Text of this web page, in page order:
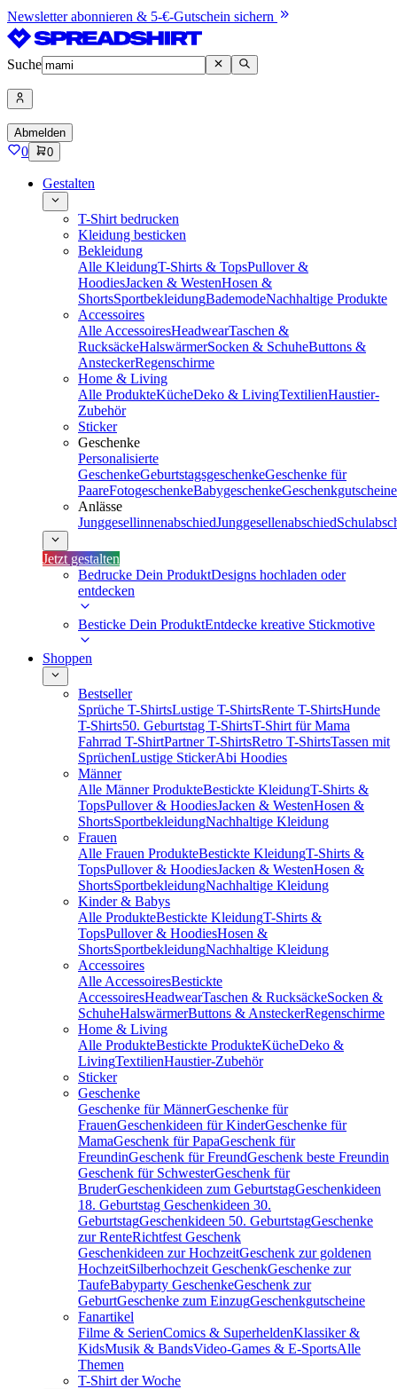
Newsletter abonnieren & 5-€-Gutschein sichern
Suche
Abmelden
0 0
Gestalten
T-Shirt bedrucken
Kleidung besticken
Bekleidung
Alle KleidungT-Shirts & TopsPullover &
HoodiesJacken & WestenHosen &
ShortsSportbekleidungBademodeNachhaltige Produkte
Accessoires
Alle AccessoiresHeadwearTaschen &
RucksäckeHalswärmerSocken & SchuheButtons &
AnsteckerRegenschirme
Home & Living
Alle ProdukteKücheDeko & LivingTextilienHaustier-
Zubehör
Sticker
Geschenke
Personalisierte
GeschenkeGeburtstagsgeschenkeGeschenke für
PaareFotogeschenkeBabygeschenkeGeschenkgutscheine
Anlässe
JunggesellinnenabschiedJunggesellenabschied
Jetzt gestalten
Bedrucke Dein ProduktDesigns hochladen oder
entdecken
Besticke Dein ProduktEntdecke kreative Stickmotive
Shoppen
Bestseller
Sprüche T-ShirtsLustige T-ShirtsRente T-ShirtsHunde
T-Shirts50. Geburtstag T-ShirtsT-Shirt für Mama
Fahrrad T-ShirtPartner T-ShirtsRetro T-ShirtsTassen mit
SprüchenLustige StickerAbi Hoodies
Männer
Alle Männer ProdukteBestickte KleidungT-Shirts &
TopsPullover & HoodiesJacken & WestenHosen &
ShortsSportbekleidungNachhaltige Kleidung
Frauen
Alle Frauen ProdukteBestickte KleidungT-Shirts &
TopsPullover & HoodiesJacken & WestenHosen &
ShortsSportbekleidungNachhaltige Kleidung
Kinder & Babys
Alle ProdukteBestickte KleidungT-Shirts &
TopsPullover & HoodiesHosen &
ShortsSportbekleidungNachhaltige Kleidung
Accessoires
Alle AccessoiresBestickte
AccessoiresHeadwearTaschen & RucksäckeSocken &
SchuheHalswärmerButtons & AnsteckerRegenschirme
Home & Living
Alle ProdukteBestickte ProdukteKücheDeko &
LivingTextilienHaustier-Zubehör
Sticker
Geschenke
Geschenke für MännerGeschenke für
FrauenGeschenkideen für KinderGeschenke für
MamaGeschenk für PapaGeschenk für
FreundinGeschenk für FreundGeschenk beste Freundin
Geschenk für SchwesterGeschenk für
BruderGeschenkideen zum GeburtstagGeschenkideen
18. Geburtstag Geschenkideen 30.
GeburtstagGeschenkideen 50. GeburtstagGeschenke
zur RenteRichtfest Geschenk
Geschenkideen zur HochzeitGeschenk zur goldenen
HochzeitSilberhochzeit GeschenkGeschenke zur
TaufeBabyparty GeschenkeGeschenk zur
GeburtGeschenke zum EinzugGeschenkgutscheine
Fanartikel
Filme & SerienComics & SuperheldenKlassiker &
KidsMusik & BandsVideo-Games & E-SportsAlle
Themen
T-Shirt der Woche